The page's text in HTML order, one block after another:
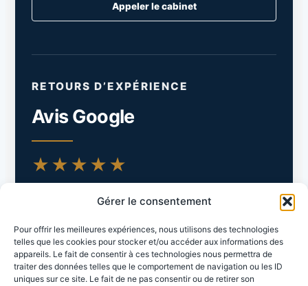
Gérer le consentement
Pour offrir les meilleures expériences, nous utilisons des technologies
telles que les cookies pour stocker et/ou accéder aux informations des
appareils. Le fait de consentir à ces technologies nous permettra de
traiter des données telles que le comportement de navigation ou les ID
uniques sur ce site. Le fait de ne pas consentir ou de retirer son
Appeler le cabinet
RETOURS D’EXPÉRIENCE
Avis Google
★★★★★
Les avis Google permettent aux visiteurs de
cabinet.
Voir les avis Google